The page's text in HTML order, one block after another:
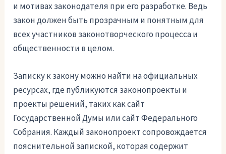
и мотивах законодателя при его разработке. Ведь
закон должен быть прозрачным и понятным для
всех участников законотворческого процесса и
общественности в целом.
Записку к закону можно найти на официальных
ресурсах, где публикуются законопроекты и
проекты решений, таких как сайт
Государственной Думы или сайт Федерального
Собрания. Каждый законопроект сопровождается
пояснительной запиской, которая содержит